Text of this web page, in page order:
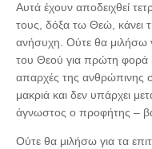
Αυτά έχουν αποδειχθεί
τους, δόξα τω Θεώ, κάνει
ανήσυχη. Ούτε θα μιλήσω
του Θεού για πρώτη φορά
απαρχές της ανθρώπινης
μακριά και δεν υπάρχει
άγνωστος ο προφήτης –
Ούτε θα μιλήσω για τα